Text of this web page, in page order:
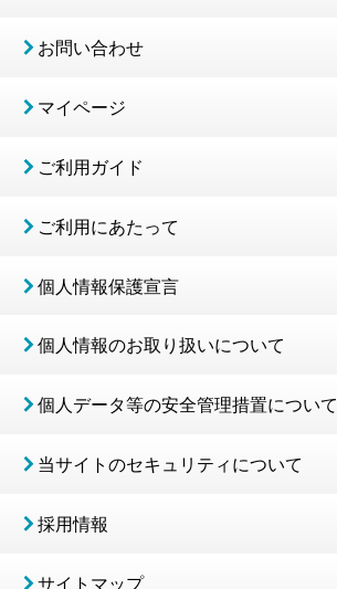
お問い合わせ
マイページ
ご利用ガイド
ご利用にあたって
個人情報保護宣言
個人情報のお取り扱いについて
個人データ等の安全管理措置について
当サイトのセキュリティについて
採用情報
サイトマップ